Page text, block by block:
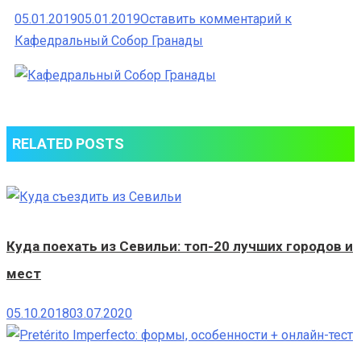
05.01.201905.01.2019Оставить комментарий к
Кафедральный Собор Гранады
RELATED POSTS
Куда поехать из Севильи: топ-20 лучших городов и
мест
05.10.201803.07.2020